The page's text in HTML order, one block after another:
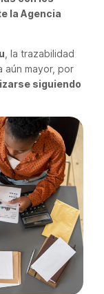
la Agencia
, la trazabilidad
aún mayor, por
siguiendo